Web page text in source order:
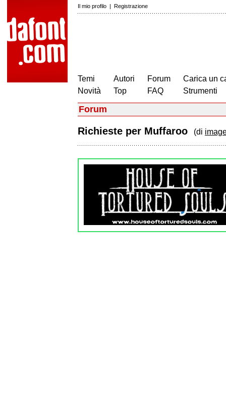
Il mio profilo | Registrazione
Temi
Novità
Autori
Top
Forum
FAQ
Carica un
Strumenti
Forum
Richieste per Muffaroo (di